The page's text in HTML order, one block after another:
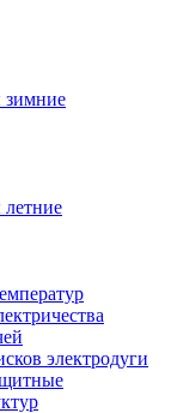
электродуги